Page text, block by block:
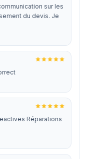
sur les
du devis. Je
Réparations